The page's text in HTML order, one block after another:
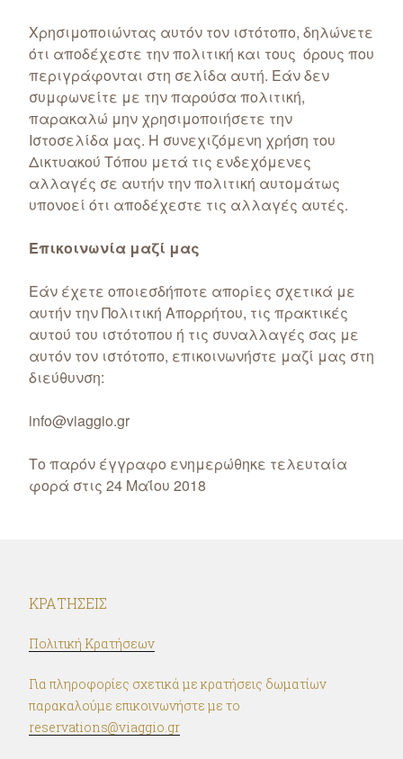
Χρησιμοποιώντας αυτόν τον ιστότοπο, δηλώνετε
ότι αποδέχεστε την πολιτική και τους όρους που
περιγράφονται στη σελίδα αυτή. Εάν δεν
συμφωνείτε με την παρούσα πολιτική,
παρακαλώ μην χρησιμοποιήσετε την
Ιστοσελίδα μας. Η συνεχιζόμενη χρήση του
Δικτυακού Τόπου μετά τις ενδεχόμενες
αλλαγές σε αυτήν την πολιτική αυτομάτως
υπονοεί ότι αποδέχεστε τις αλλαγές αυτές.
Επικοινωνία μαζί μας
Εάν έχετε οποιεσδήποτε απορίες σχετικά με
αυτήν την Πολιτική Απορρήτου, τις πρακτικές
αυτού του ιστότοπου ή τις συναλλαγές σας με
αυτόν τον ιστότοπο, επικοινωνήστε μαζί μας στη
διεύθυνση:
info@viaggio.gr
Το παρόν έγγραφο ενημερώθηκε τελευταία
φορά στις 24 Μαΐου 2018
ΚΡΑΤΉΣΕΙΣ
Πολιτική Κρατήσεων
Για πληροφορίες σχετικά με κρατήσεις δωματίων
παρακαλούμε επικοινωνήστε με το
reservations@viaggio.gr